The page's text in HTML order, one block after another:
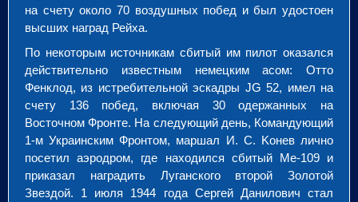
на счету около 70 воздушных побед и был удостоен
высших наград Рейха.
По некоторым источникам сбитый им пилот оказался
действительно известным немецким асом: Отто
Фенклод, из истребительной эскадры JG 52, имел на
счету 136 побед, включая 30 одержанных на
Восточном Фронте. На следующий день, Командующий
1-м Украинским Фронтом, маршал И. С. Koнев лично
посетил аэродром, где находился сбитый Ме-109 и
приказал наградить Луганского второй Золотой
Звездой. 1 июля 1944 года Сергей Данилович стал